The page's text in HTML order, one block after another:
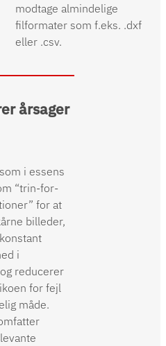
modtage almindelige
filformater som f.eks. .dxf
eller .csv.
årsager
i essens
“trin-for-
for at
billeder,
i
reducerer
for fejl
måde.